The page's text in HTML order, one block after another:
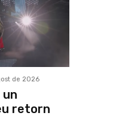
de 2026
retorn